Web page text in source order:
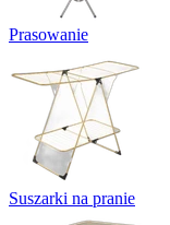
Prasowanie
Suszarki na pranie